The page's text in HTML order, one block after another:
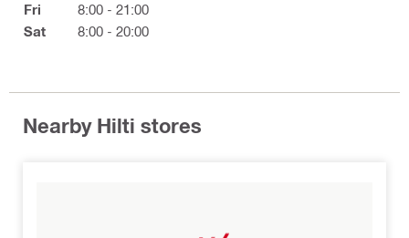
Fri
8:00 - 21:00
Sat
8:00 - 20:00
Nearby Hilti stores